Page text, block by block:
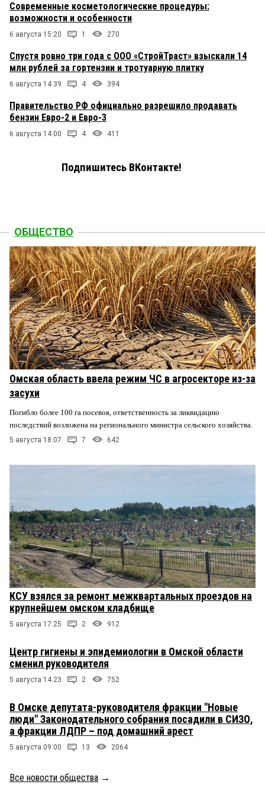
Современные косметологические процедуры:
возможности и особенности
6 августа 15:20 1 270
Спустя ровно три года с ООО «СтройТраст» взыскали 14
млн рублей за гортензии и тротуарную плитку
6 августа 14:39 4 394
Правительство РФ официально разрешило продавать
бензин Евро-2 и Евро-3
6 августа 14:00 4 411
Подпишитесь ВКонтакте!
ОБЩЕСТВО
Омская область ввела режим ЧС в агросекторе из-за
засухи
Погибло более 100 га посевов, ответственность за ликвидацию
последствий возложена на регионального министра сельского хозяйства.
5 августа 18:07 7 642
КСУ взялся за ремонт межквартальных проездов на
крупнейшем омском кладбище
5 августа 17:25 2 912
Центр гигиены и эпидемиологии в Омской области
сменил руководителя
5 августа 14:23 2 752
В Омске депутата-руководителя фракции "Новые
люди" Законодательного собрания посадили в СИЗО,
а фракции ЛДПР – под домашний арест
5 августа 09:00 13 2064
Все новости общества →